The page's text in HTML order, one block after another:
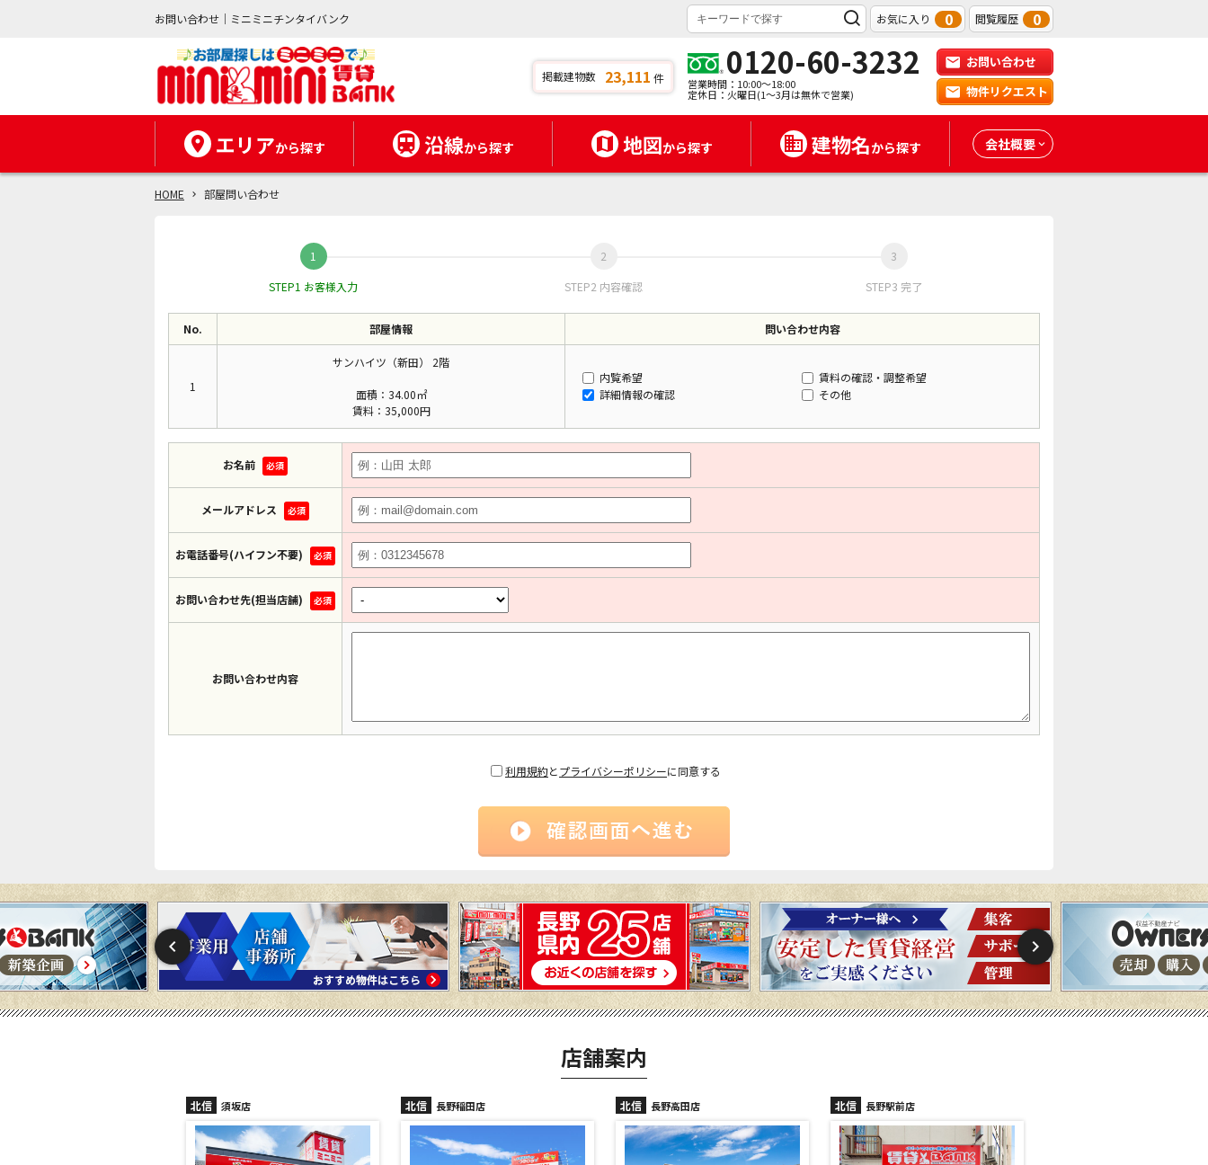
お問い合わせ｜ミニミニチンタイバンク お気に入り 0 閲覧履歴 0
掲載建物数 23,111 件 0120-60-3232
営業時間：10:00～18:00
定休日：火曜日(1～3月は無休で営業)
お問い合わせ
物件リクエスト
エリアから探す 沿線から探す 地図から探す 建物名から探す 会社概要
HOME 部屋問い合わせ
STEP1 お客様入力 STEP2 内容確認 STEP3 完了
No. 部屋情報 問い合わせ内容
1
サンハイツ（新田） 2階
面積：34.00㎡
賃料：35,000円
内覧希望
賃料の確認・調整希望
詳細情報の確認
その他
お名前 必須
メールアドレス 必須
お電話番号(ハイフン不要) 必須
お問い合わせ先(担当店舗) 必須
お問い合わせ内容
利用規約とプライバシーポリシーに同意する
店舗案内
北信 長野稲田店 北信 長野高田店 北信 長野駅前店 北信 長野稲里店